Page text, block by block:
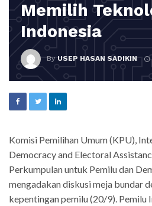
Memilih
Indonesia
ByUSEP HASAN SADIKIN
Komisi Pemilihan Umum (KPU),
Democracy and Electoral
Perkumpulan untuk Pemilu dan
mengadakan diskusi meja bundar
kepentingan pemilu (20/9). Pemilu